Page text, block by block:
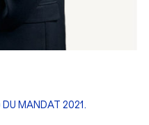
MANDAT 2021.